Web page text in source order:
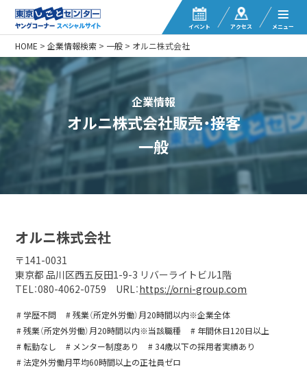
イベント アクセス メニュー
HOME >企業情報検索 > 一般 > オルニ株式会社
企業情報
オルニ株式会社販売・接客
一般
オルニ株式会社
〒141-0031
東京都 品川区西五反田1-9-3 リバーライトビル1階
TEL：080-4062-0759 URL：https://orni-group.com
# 学歴不問
# 残業（所定外労働）月20時間以内※企業全体
# 残業（所定外労働）月20時間以内※当該職種
# 年間休日120日以上
# 転勤なし
# メンター制度あり
# 34歳以下の採用者実績あり
# 法定外労働月平均60時間以上の正社員ゼロ